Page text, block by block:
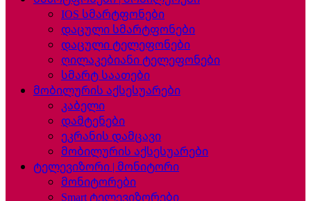
IOS სმარტფონები
დაცული სმარტფონები
დაცული ტელეფონები
ღილაკებიანი ტელეფონები
სმარტ საათები
მობილურის აქსესუარები
კაბელი
დამტენები
ეკრანის დამცავი
მობილურის აქსესუარები
ტელევიზორი | მონიტორი
მონიტორები
Smart ტელევიზორები